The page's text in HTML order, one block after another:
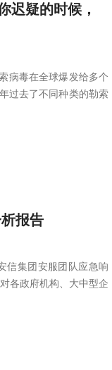
迟疑的时候，
病毒在全球爆发给多个
过去了不同种类的勒索
报告
信集团安服团队应急响
各政府机构、大中型企